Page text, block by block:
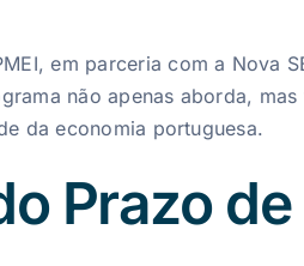
em parceria com a Nova
não apenas aborda,
da economia portuguesa.
Prazo